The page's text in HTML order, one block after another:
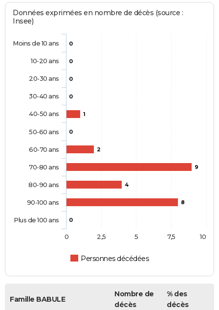
Données exprimées en nombre de décès (source :
Insee)
0
0
0
0
1
0
2
9
4
8
0
Personnes décédées
Moins de 10 ans
10-20 ans
20-30 ans
30-40 ans
40-50 ans
50-60 ans
60-70 ans
70-80 ans
80-90 ans
90-100 ans
Plus de 100 ans
0 10
2,5 5 7,5
Famille BABULE
Nombre de
décès
% des
décès